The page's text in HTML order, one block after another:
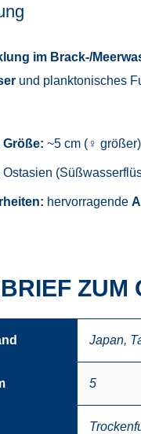
im Brack-/
und planktonisches
Größe: ~5 cm (♀ größer)
Ostasien
hervorragende
ZUM
Japan,
5